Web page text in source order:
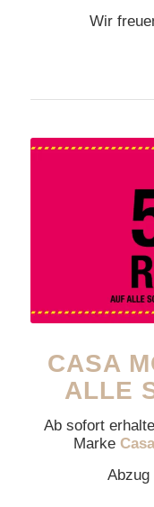
Wir
CASA
ALLE
Ab sofort
Marke
Abzug